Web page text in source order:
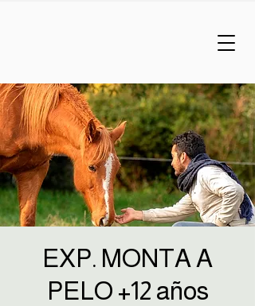
EXP. MONTA A
PELO +12 años